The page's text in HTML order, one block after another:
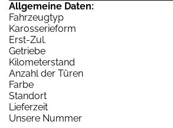
Allgemeine Daten:
Fahrzeugtyp
Karosserieform
Erst-Zul.
Getriebe
Kilometerstand
Anzahl der Türen
Farbe
Standort
Lieferzeit
Unsere Nummer